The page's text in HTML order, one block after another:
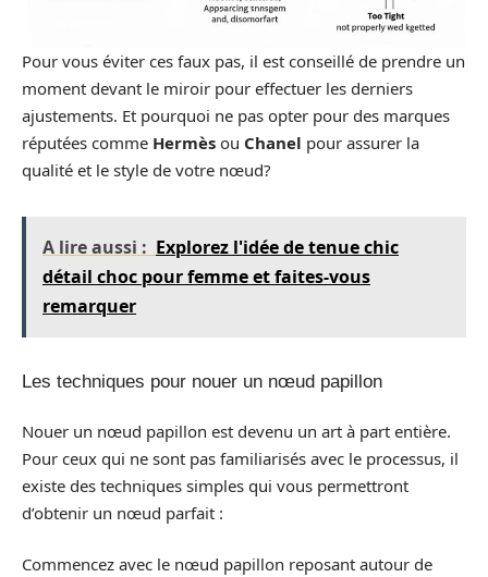
Pour vous éviter ces faux pas, il est conseillé de prendre un
moment devant le miroir pour effectuer les derniers
ajustements. Et pourquoi ne pas opter pour des marques
réputées comme Hermès ou Chanel pour assurer la
qualité et le style de votre nœud?
A lire aussi : Explorez l'idée de tenue chic
détail choc pour femme et faites-vous
remarquer
Les techniques pour nouer un nœud papillon
Nouer un nœud papillon est devenu un art à part entière.
Pour ceux qui ne sont pas familiarisés avec le processus, il
existe des techniques simples qui vous permettront
d’obtenir un nœud parfait :
Commencez avec le nœud papillon reposant autour de